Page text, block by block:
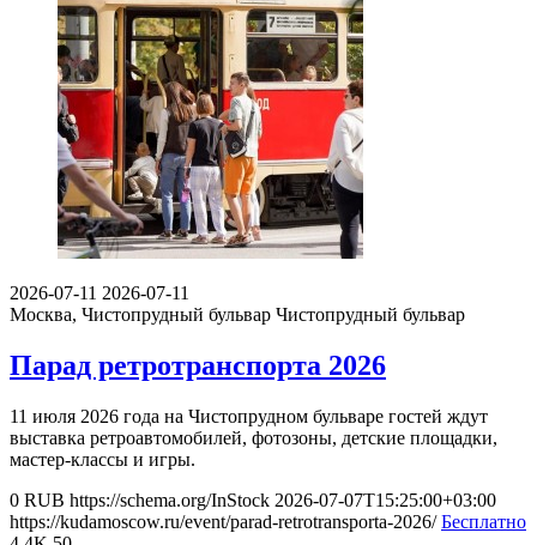
2026-07-11 2026-07-11
Москва, Чистопрудный бульвар Чистопрудный бульвар
Парад ретротранспорта 2026
11 июля 2026 года на Чистопрудном бульваре гостей ждут
выставка ретроавтомобилей, фотозоны, детские площадки,
мастер-классы и игры.
0 RUB https://schema.org/InStock 2026-07-07T15:25:00+03:00
https://kudamoscow.ru/event/parad-retrotransporta-2026/ Бесплатно